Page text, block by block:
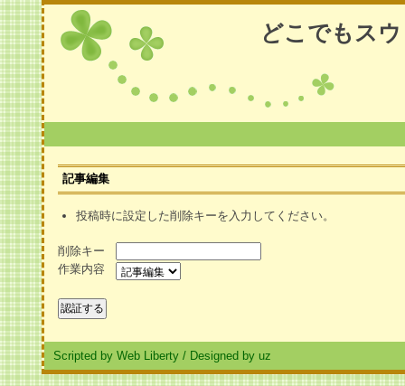
どこでもス
記事編集
投稿時に設定した削除キーを入力してください。
削除キー
作業内容
Scripted by Web Liberty / Designed by uz